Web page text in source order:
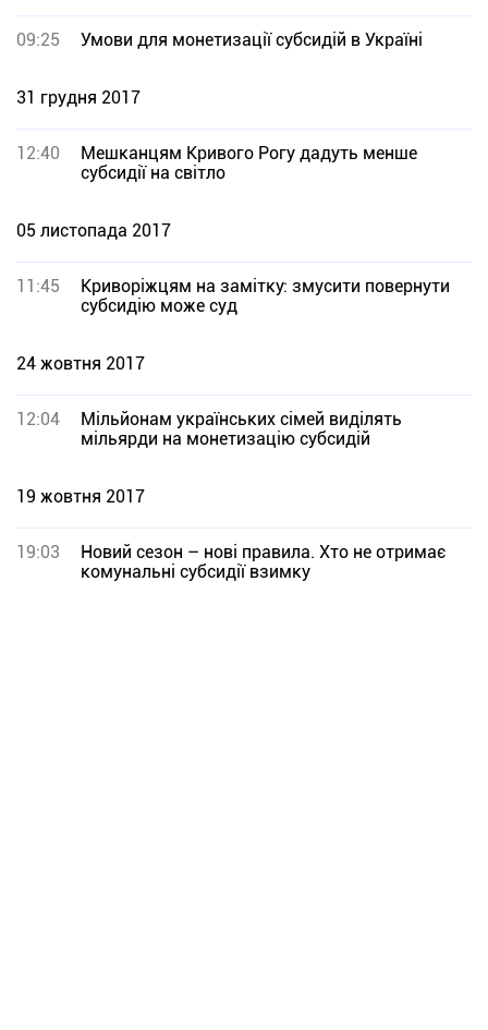
09:25 Умови для монетизації субсидій в Україні
31 грудня 2017
12:40
Мешканцям Кривого Рогу дадуть менше
субсидії на світло
05 листопада 2017
11:45
Криворіжцям на замітку: змусити повернути
субсидію може суд
24 жовтня 2017
12:04
Мільйонам українських сімей виділять
мільярди на монетизацію субсидій
19 жовтня 2017
19:03
Новий сезон – нові правила. Хто не отримає
комунальні субсидії взимку